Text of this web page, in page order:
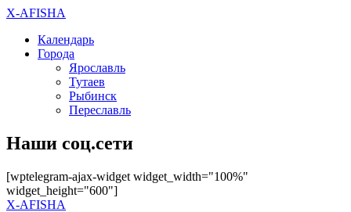
X-AFISHA
Календарь
Города
Ярославль
Тутаев
Рыбинск
Переславль
Наши соц.сети
[wptelegram-ajax-widget widget_width="100%"
widget_height="600"]
X-AFISHA